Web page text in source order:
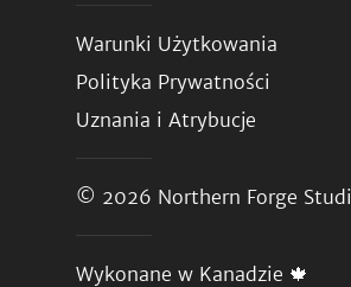
Warunki Użytkowania
Polityka Prywatności
Uznania i Atrybucje
© 2026 Northern Forge
Wykonane w Kanadzie 🍁